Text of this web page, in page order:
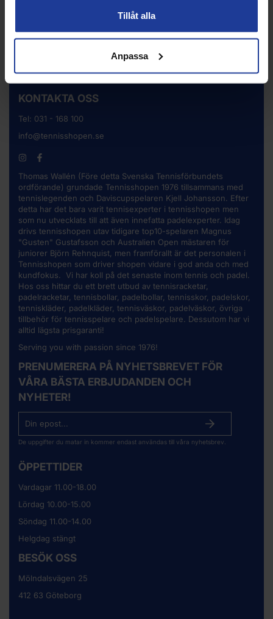
Tillåt alla
Anpassa
KONTAKTA OSS
Tel: 031 - 168 100
info@tennisshopen.se
Thomas Wallén (Före detta Svenska Tennisförbundets
ordförande) grundade Tennisshopen 1976 tillsammans med
tennislegenden och Daviscupspelaren Kjell Johansson. Efter
detta har det bara varit tennisexperter i tennisshopen men
som nu utvecklats till att även innefatta padelexperter. Idag
drivs tennisshopen utav tidigare top10-spelaren Magnus
"Gusten" Gustafsson och Australien Open mästaren för
juniorer Björn Rehnquist, men framförallt är det personalen i
Tennisshopen som driver shopen vidare i god anda och med
kundfokus. Vi har koll på det senaste inom tennis och padel.
Hos oss hittar du ett brett utbud av tennisracketar,
padelracketar, tennisbollar, padelbollar, tennisskor, padelskor,
tenniskläder, padelkläder, tennisväskor, padelväskor, övriga
tillbehör för tennisspelare och padelspelare. Dessutom har vi
alltid lägsta prisgaranti!
Serving you with passion since 1976!
PRENUMERERA PÅ NYHETSBREVET FÖR
VÅRA BÄSTA ERBJUDANDEN OCH
NYHETER!
De uppgifter du matar in kommer endast användas till våra nyhetsbrev.
ÖPPETTIDER
Vardagar 11.00-18.00
Lördag 10.00-15.00
Söndag 11.00-14.00
Helgdag stängt
BESÖK OSS
Mölndalsvägen 25
412 63 Göteborg